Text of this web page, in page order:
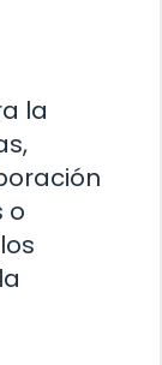
la
o